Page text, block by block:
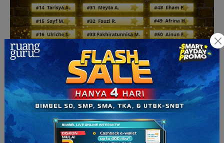
Selamat untuk peserta yang berhasil meraih nilai tertinggi
pada Tryout UTBK 2021 Episode 1.Tim Ruangguru akan
menghubungi peserta untuk konfirmasi data dan teknis
pengiriman piagam digital.Ayo, terus pertahankan
prestasimu ya!